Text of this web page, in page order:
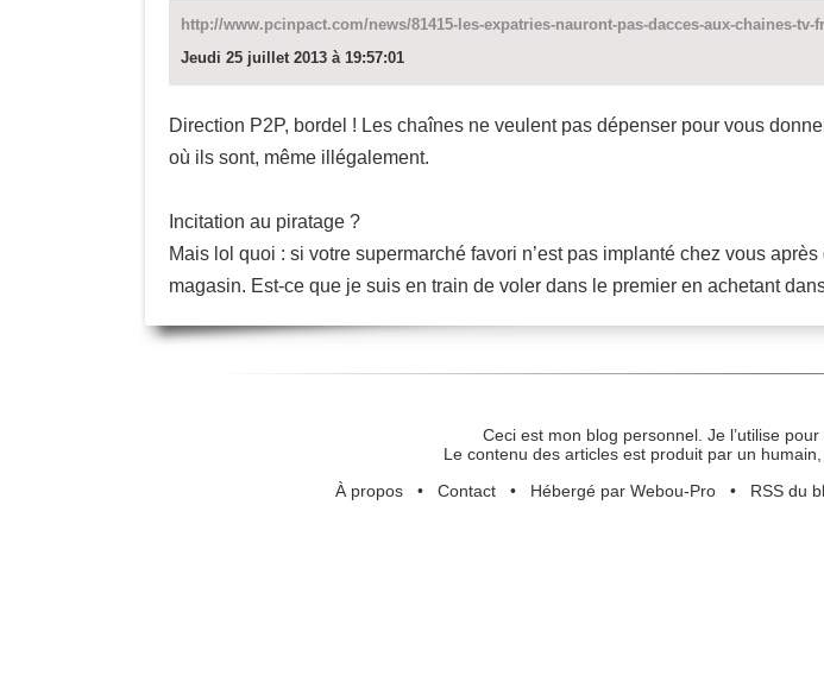
http://www.pcinpact.com/news/81415-les-expatries-nauront-pas-dacces-aux-chaines-tv-
Jeudi 25 juillet 2013 à 19:57:01
Direction P2P, bordel ! Les chaînes ne veulent pas dépenser pour vous
où ils sont, même illégalement.
Incitation au piratage ?
Mais lol quoi : si votre supermarché favori n’est pas implanté chez vous
magasin. Est-ce que je suis en train de voler dans le premier en achetant
Ceci est mon blog personnel. Je l’utilise
Le contenu des articles est produit par un
À propos• Contact• Hébergé par Webou-Pro• RSS du